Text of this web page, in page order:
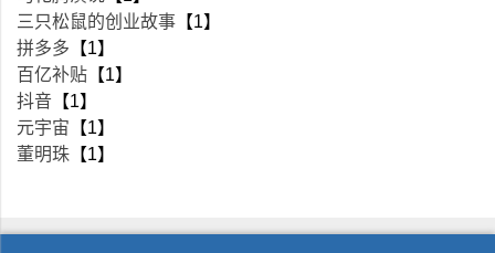
三只松鼠的创业故事 【1】
拼多多 【1】
百亿补贴 【1】
抖音 【1】
元宇宙 【1】
董明珠 【1】